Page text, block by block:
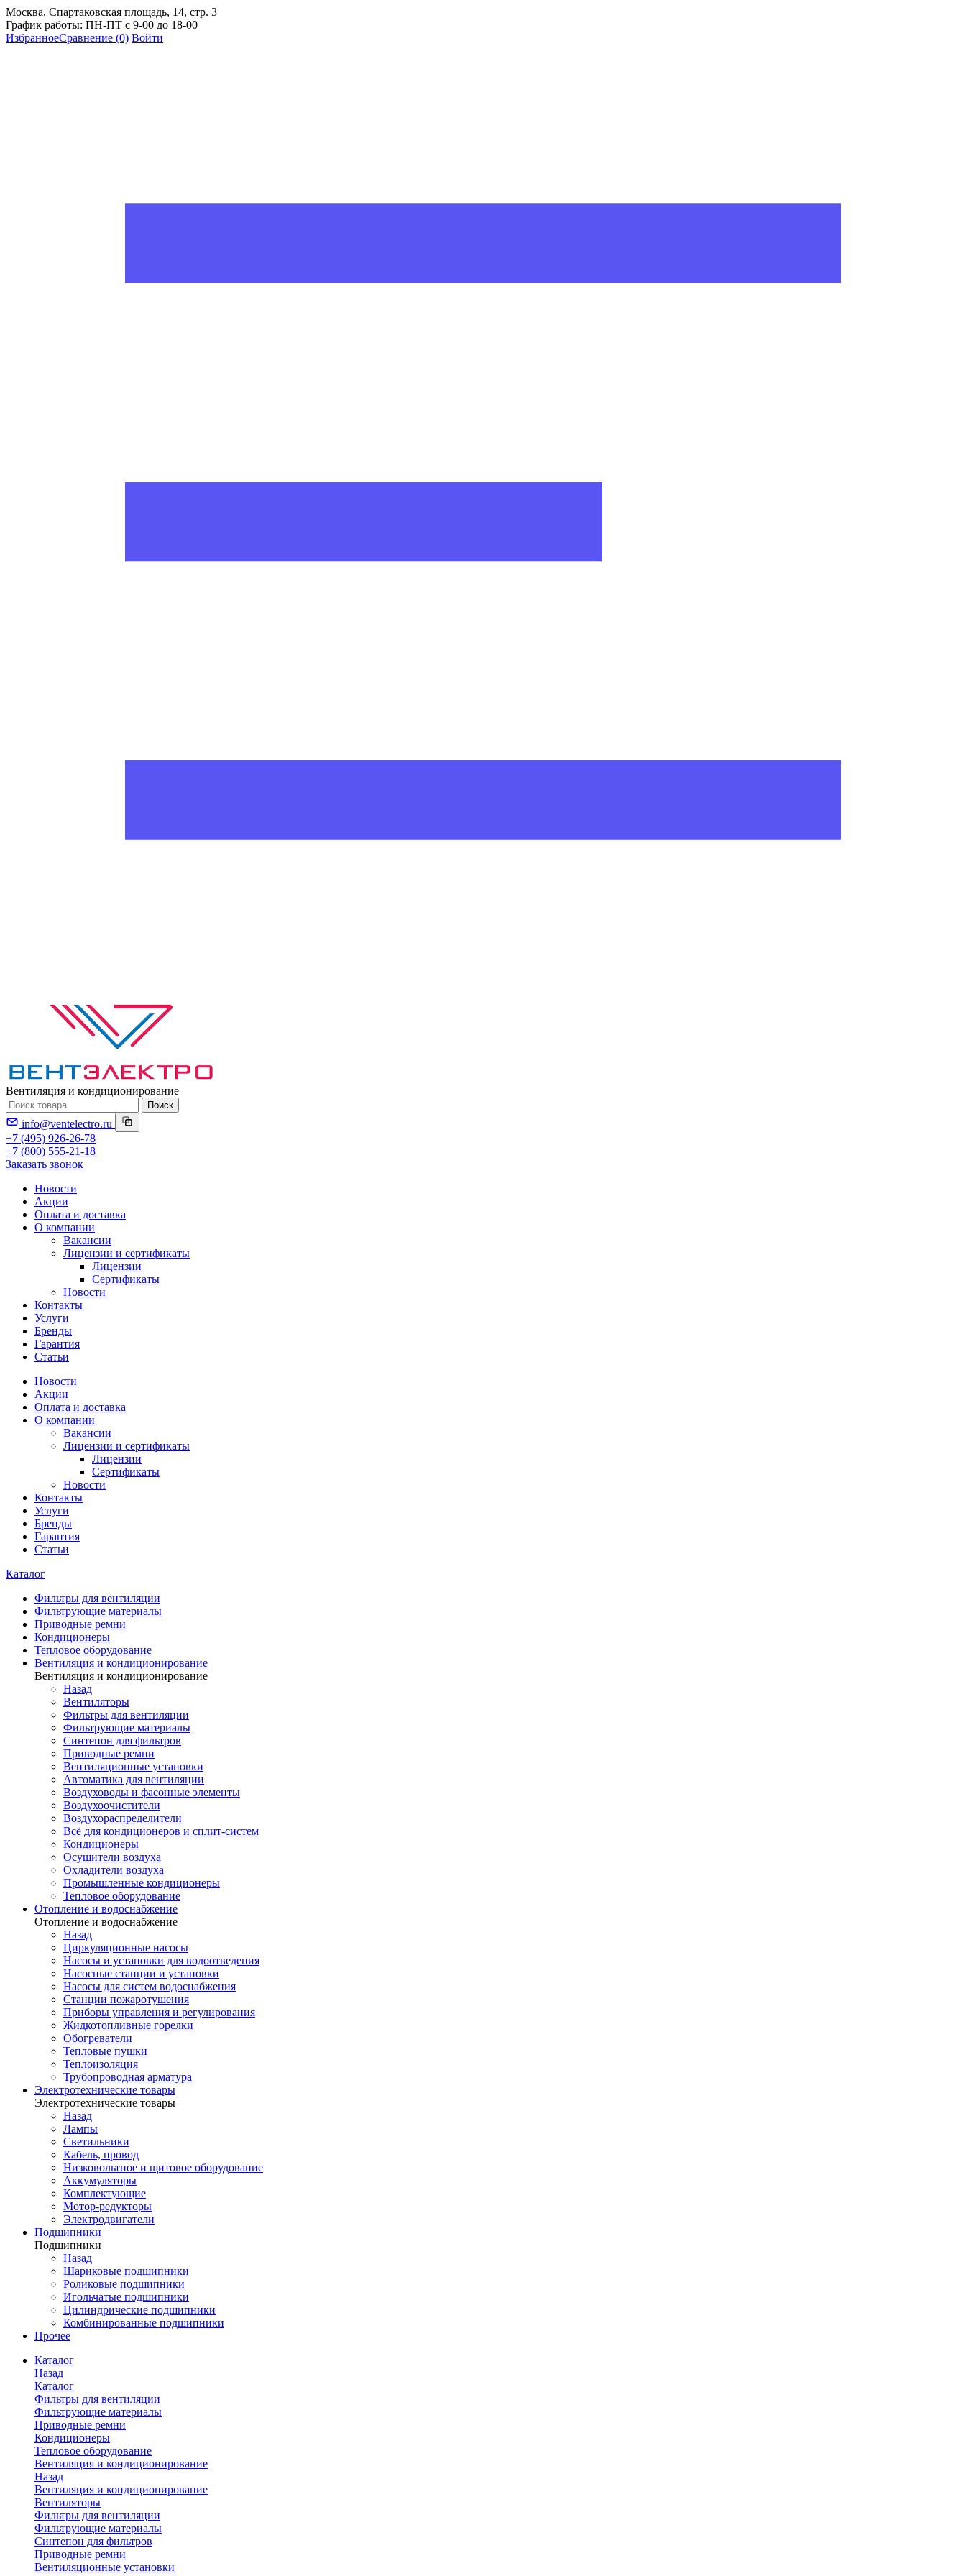
Москва, Спартаковская площадь, 14, стр. 3
График работы: ПН-ПТ с 9-00 до 18-00
ИзбранноеСравнение (0) Войти
Вентиляция и кондиционирование
Поиск
info@ventelectro.ru
+7 (495) 926-26-78
+7 (800) 555-21-18
Заказать звонок
Новости
Акции
Оплата и доставка
О компании
Вакансии
Лицензии и сертификаты
Лицензии
Сертификаты
Новости
Контакты
Услуги
Бренды
Гарантия
Статьи
Новости
Акции
Оплата и доставка
О компании
Вакансии
Лицензии и сертификаты
Лицензии
Сертификаты
Новости
Контакты
Услуги
Бренды
Гарантия
Статьи
Каталог
Фильтры для вентиляции
Фильтрующие материалы
Приводные ремни
Кондиционеры
Тепловое оборудование
Вентиляция и кондиционирование
Вентиляция и кондиционирование
Назад
Вентиляторы
Фильтры для вентиляции
Фильтрующие материалы
Синтепон для фильтров
Приводные ремни
Вентиляционные установки
Автоматика для вентиляции
Воздуховоды и фасонные элементы
Воздухоочистители
Воздухораспределители
Всё для кондиционеров и сплит-систем
Кондиционеры
Осушители воздуха
Охладители воздуха
Промышленные кондиционеры
Тепловое оборудование
Отопление и водоснабжение
Отопление и водоснабжение
Назад
Циркуляционные насосы
Насосы и установки для водоотведения
Насосные станции и установки
Насосы для систем водоснабжения
Станции пожаротушения
Приборы управления и регулирования
Жидкотопливные горелки
Обогреватели
Тепловые пушки
Теплоизоляция
Трубопроводная арматура
Электротехнические товары
Электротехнические товары
Назад
Лампы
Светильники
Кабель, провод
Низковольтное и щитовое оборудование
Аккумуляторы
Комплектующие
Мотор-редукторы
Электродвигатели
Подшипники
Подшипники
Назад
Шариковые подшипники
Роликовые подшипники
Игольчатые подшипники
Цилиндрические подшипники
Комбинированные подшипники
Прочее
Каталог
Назад
Каталог
Фильтры для вентиляции
Фильтрующие материалы
Приводные ремни
Кондиционеры
Тепловое оборудование
Вентиляция и кондиционирование
Назад
Вентиляция и кондиционирование
Вентиляторы
Фильтры для вентиляции
Фильтрующие материалы
Синтепон для фильтров
Приводные ремни
Вентиляционные установки